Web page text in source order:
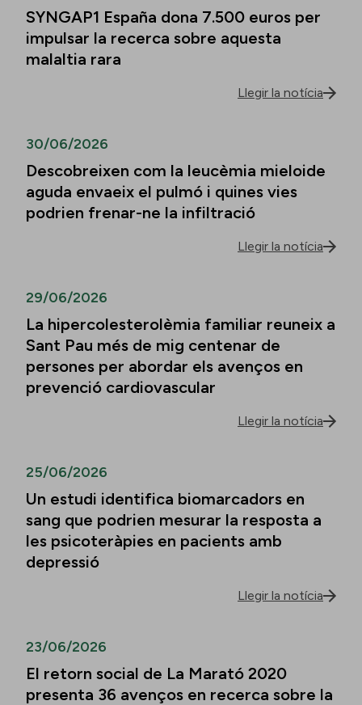
SYNGAP1 España dona 7.500 euros per
impulsar la recerca sobre aquesta
malaltia rara
Llegir la notícia
30/06/2026
Descobreixen com la leucèmia mieloide
aguda envaeix el pulmó i quines vies
podrien frenar-ne la infiltració
Llegir la notícia
29/06/2026
La hipercolesterolèmia familiar reuneix a
Sant Pau més de mig centenar de
persones per abordar els avenços en
prevenció cardiovascular
Llegir la notícia
25/06/2026
Un estudi identifica biomarcadors en
sang que podrien mesurar la resposta a
les psicoteràpies en pacients amb
depressió
Llegir la notícia
23/06/2026
El retorn social de La Marató 2020
presenta 36 avenços en recerca sobre la